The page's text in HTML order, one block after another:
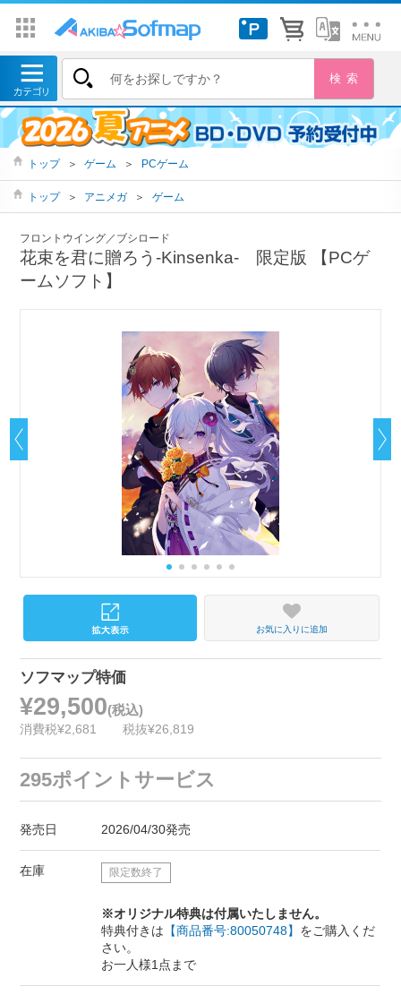
トップ ＞ ゲーム ＞ PCゲーム
トップ ＞ アニメガ ＞ ゲーム
フロントウイング／ブシロード
花束を君に贈ろう-Kinsenka- 限定版 【PCゲ
ームソフト】
お気に入りに追加
ソフマップ特価
¥29,500(税込)
消費税¥2,681 税抜¥26,819
295ポイントサービス
発売日 2026/04/30発売
在庫 限定数終了
※オリジナル特典は付属いたしません。
特典付きは 【商品番号:80050748】 をご購入くだ
さい。
お一人様1点まで